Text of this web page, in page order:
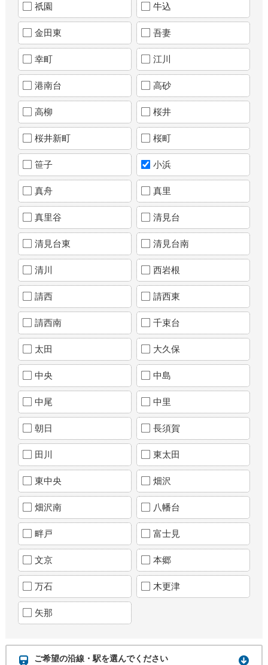
祇園 牛込
金田東 吾妻
幸町 江川
港南台 高砂
高柳 桜井
桜井新町 桜町
笹子 小浜
真舟 真里
真里谷 清見台
清見台東 清見台南
清川 西岩根
請西 請西東
請西南 千束台
太田 大久保
中央 中島
中尾 中里
朝日 長須賀
田川 東太田
東中央 畑沢
畑沢南 八幡台
畔戸 富士見
文京 本郷
万石 木更津
矢那
ご希望の沿線・駅を選んでください